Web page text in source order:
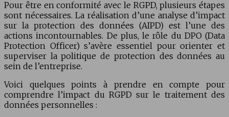
Pour être en conformité avec le RGPD, plusieurs étapes
sont nécessaires. La réalisation d’une analyse d’impact
sur la protection des données (AIPD) est l’une des
actions incontournables. De plus, le rôle du DPO (Data
Protection Officer) s’avère essentiel pour orienter et
superviser la politique de protection des données au
sein de l’entreprise.
Voici quelques points à prendre en compte pour
comprendre l’impact du RGPD sur le traitement des
données personnelles :